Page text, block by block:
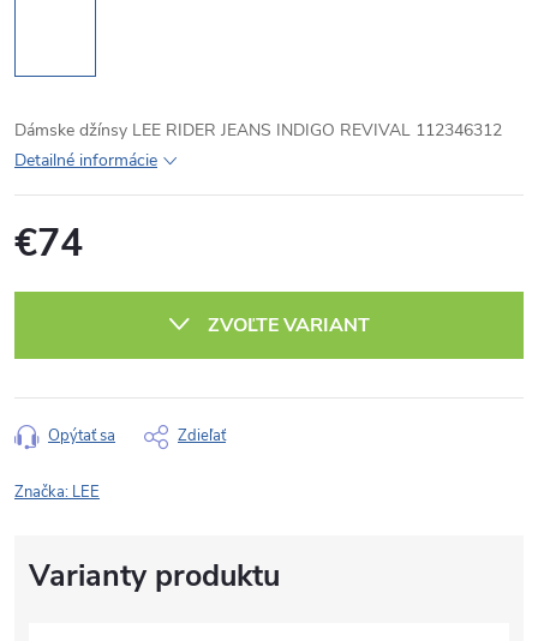
Dámske džínsy LEE RIDER JEANS INDIGO REVIVAL 112346312
Detailné informácie
€74
ZVOĽTE VARIANT
Opýtať sa Zdieľať
Značka: LEE